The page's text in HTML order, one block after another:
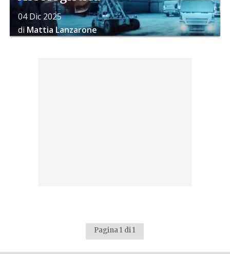
04 Dic 2025
di Mattia Lanzarone
Pagina 1 di 1